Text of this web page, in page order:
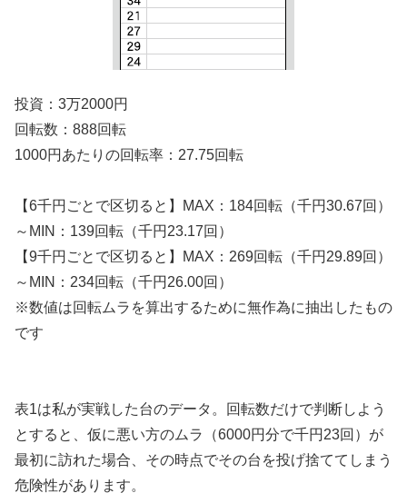
投資：3万2000円
回転数：888回転
1000円あたりの回転率：27.75回転
【6千円ごとで区切ると】MAX：184回転（千円30.67回）
～MIN：139回転（千円23.17回）
【9千円ごとで区切ると】MAX：269回転（千円29.89回）
～MIN：234回転（千円26.00回）
※数値は回転ムラを算出するために無作為に抽出したもの
です
表1は私が実戦した台のデータ。回転数だけで判断しよう
とすると、仮に悪い方のムラ（6000円分で千円23回）が
最初に訪れた場合、その時点でその台を投げ捨ててしまう
危険性があります。